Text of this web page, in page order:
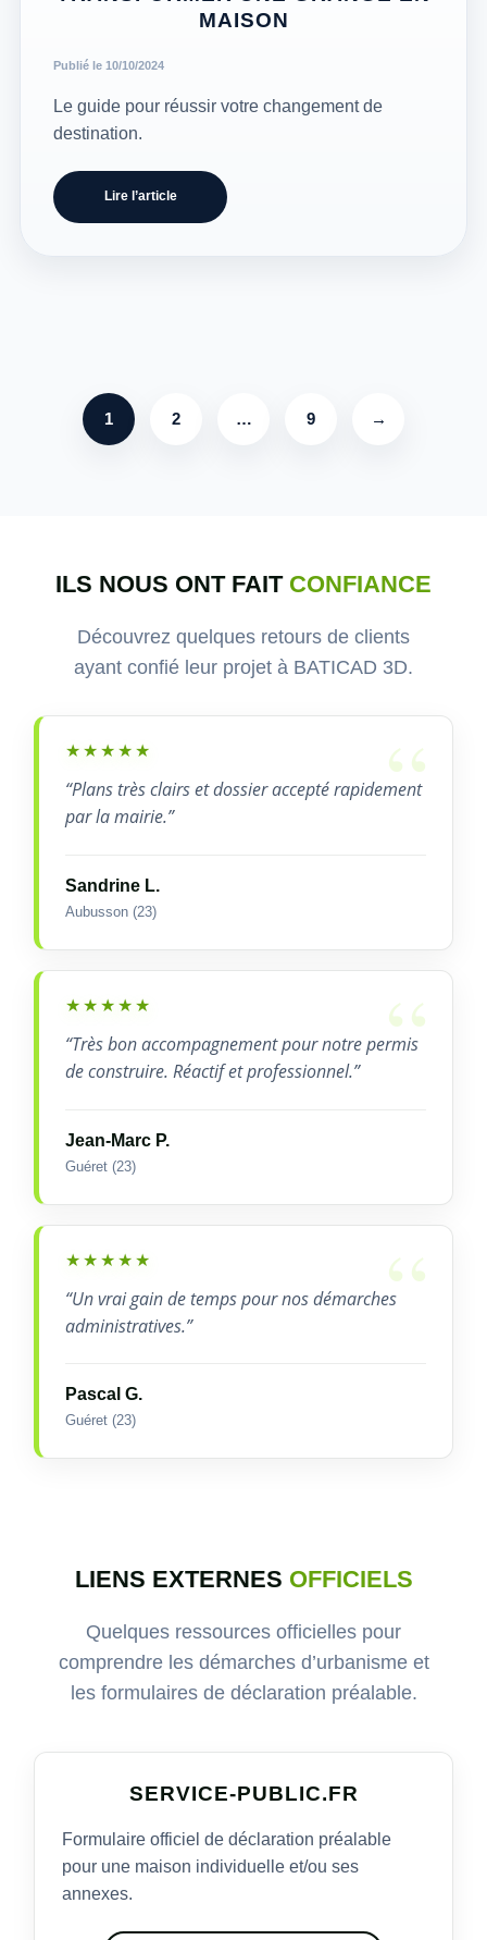
MAISON
Publié le 10/10/2024
Le guide pour réussir votre changement de
destination.
Lire l’article
1 2 … 9 →
ILS NOUS ONT FAIT CONFIANCE
Découvrez quelques retours de clients
ayant confié leur projet à BATICAD 3D.
★★★★★
“Plans très clairs et dossier accepté rapidement
par la mairie.”
Sandrine L.
Aubusson (23)
★★★★★
“Très bon accompagnement pour notre permis
de construire. Réactif et professionnel.”
Jean-Marc P.
Guéret (23)
★★★★★
“Un vrai gain de temps pour nos démarches
administratives.”
Pascal G.
Guéret (23)
LIENS EXTERNES OFFICIELS
Quelques ressources officielles pour
comprendre les démarches d’urbanisme et
les formulaires de déclaration préalable.
SERVICE-PUBLIC.FR
Formulaire officiel de déclaration préalable
pour une maison individuelle et/ou ses
annexes.